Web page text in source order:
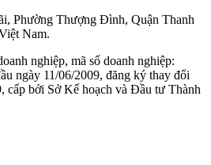
Phường Thượng Đình, Quận Thanh
Nam.
nghiệp, mã số doanh nghiệp:
ngày 11/06/2009, đăng ký thay đổi
cấp bởi Sở Kế hoạch và Đầu tư Thành